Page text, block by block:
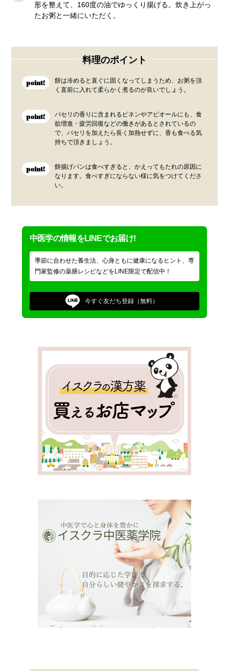
形を整えて、160度の油でゆっくり揚げる。炊き上がっ
たお粥と一緒にいただく。
料理のポイント
point!
餅は冷めると直ぐに固くなってしまうため、お粥を頂
く直前に入れて柔らかく煮るのが良いでしょう。
point!
パセリの香りに含まれるピネンやアピオールにも、食
欲増進・疲労回復などの働きがあるとされているの
で、パセリを加えたら長く加熱せずに、香も食べる気
持ちで頂きましょう。
point!
餅揚げパンは食べすぎると、かえってもたれの原因に
なります。食べすぎにならない様に気をつけてくださ
い。
中医学の情報をLINEでお届け!
季節に合わせた養生法、心身ともに健康になるヒント、専
門家監修の薬膳レシピなどをLINE限定で配信中！
今すぐ友だち登録（無料）